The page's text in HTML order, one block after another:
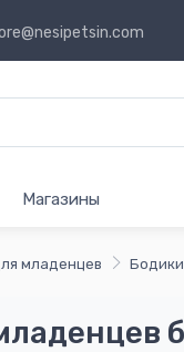
Магазины
младенцев